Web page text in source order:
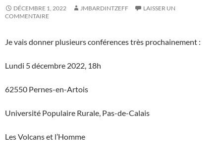
DÉCEMBRE 1, 2022 JMBARDINTZEFF
LAISSER UN
COMMENTAIRE
Je vais donner plusieurs conférences très prochainement :
Lundi 5 décembre 2022, 18h
62550 Pernes-en-Artois
Université Populaire Rurale, Pas-de-Calais
Les Volcans et l’Homme